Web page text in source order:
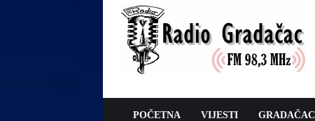
POČETNA VIJESTI GRADAČAC